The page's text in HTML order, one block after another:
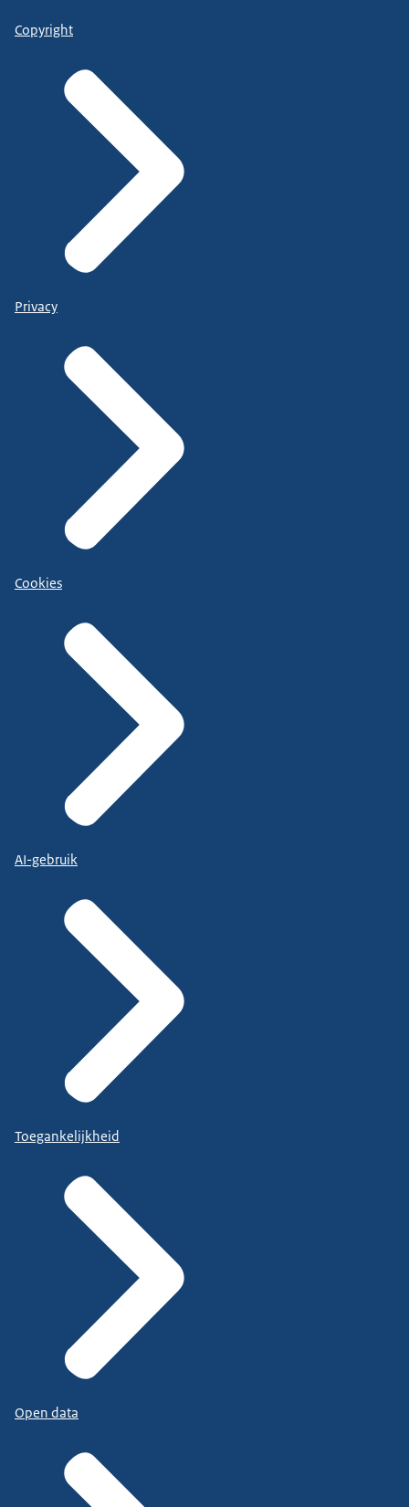
Copyright
Privacy
Cookies
AI-gebruik
Toegankelijkheid
Open data